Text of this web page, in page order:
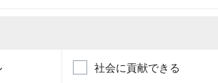
社会に貢献できる